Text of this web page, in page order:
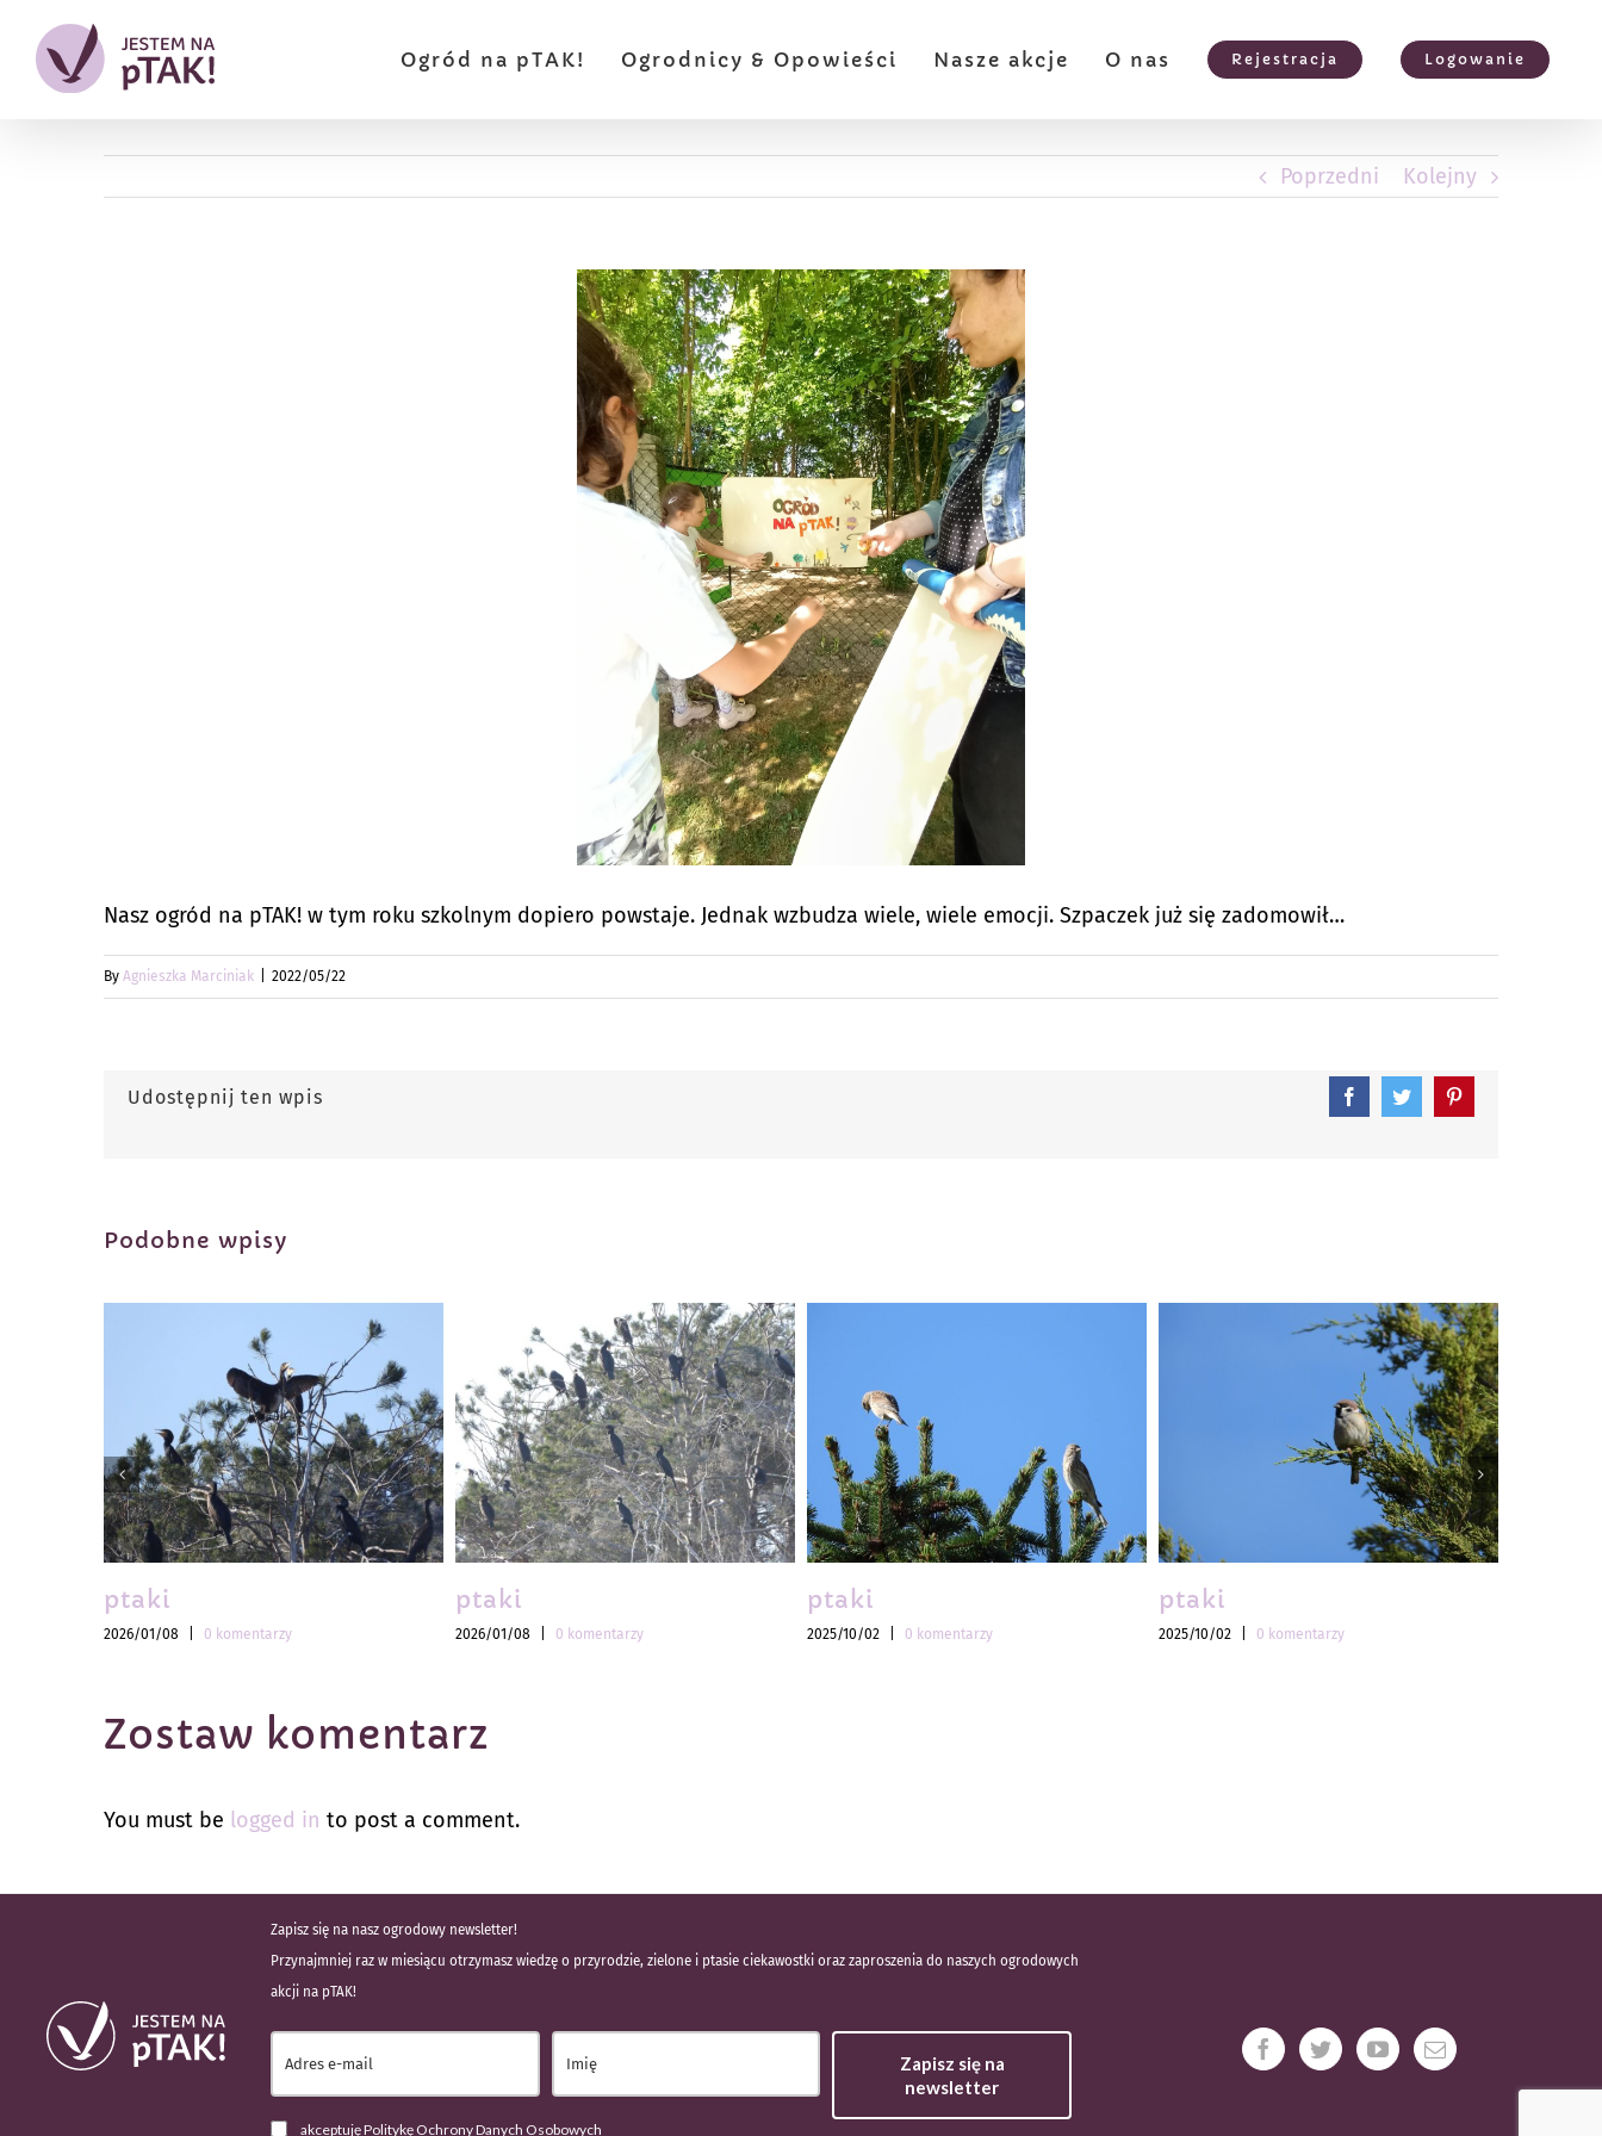
zawartości
Ogród na pTAK! Ogrodnicy & Opowieści Nasze akcje O nas Rejestracja Logowanie
Poprzedni Kolejny
Nasz ogród na pTAK! w tym roku szkolnym dopiero powstaje. Jednak wzbudza wiele, wiele emocji. Szpaczek już się zadomowił…
By Agnieszka Marciniak 2022/05/22
Udostępnij ten wpis FacebookTwitterPinterest
Podobne wpisy
ptaki
2026/01/08 0 komentarzy
ptaki
2026/01/08 0 komentarzy
ptaki
2025/10/02 0 komentarzy
ptaki
2025/10/02 0 komentarzy
Zostaw komentarz
You must be logged in to post a comment.
Zapisz się na nasz ogrodowy newsletter!
Przynajmniej raz w miesiącu otrzymasz wiedzę o przyrodzie, zielone i ptasie ciekawostki oraz zaproszenia do naszych ogrodowych
akcji na pTAK!
Zapisz się na
newsletter
akceptuję Politykę Ochrony Danych Osobowych